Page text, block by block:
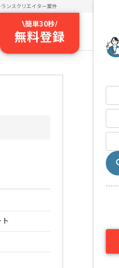
ランスクリエイター案件
\簡単30秒/
無料登録